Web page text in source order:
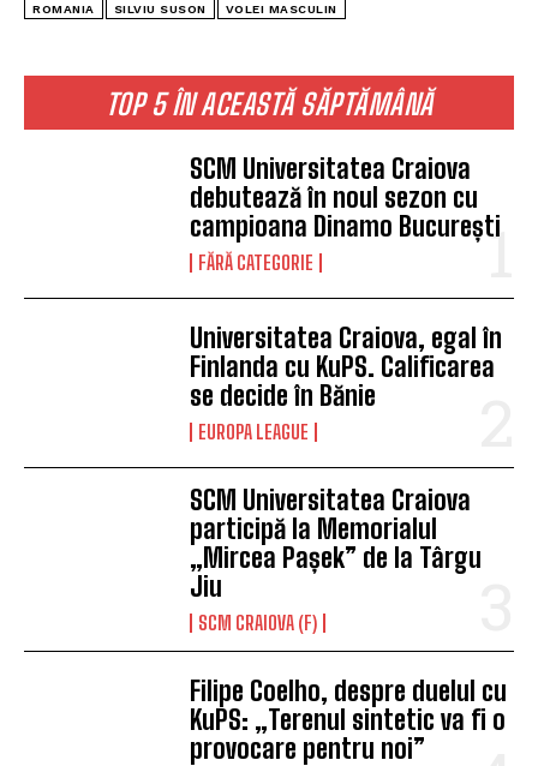
TOP 5 ÎN ACEASTĂ SĂPTĂMÂNĂ
SCM Universitatea Craiova
debutează în noul sezon cu
campioana Dinamo București
FĂRĂ CATEGORIE
Universitatea Craiova, egal în
Finlanda cu KuPS. Calificarea
se decide în Bănie
EUROPA LEAGUE
SCM Universitatea Craiova
participă la Memorialul
„Mircea Pașek” de la Târgu
Jiu
SCM CRAIOVA (F)
Filipe Coelho, despre duelul cu
KuPS: „Terenul sintetic va fi o
provocare pentru noi”
ROMANIA SILVIU SUSON VOLEI MASCULIN